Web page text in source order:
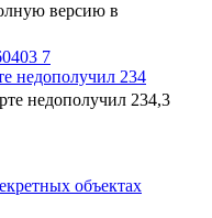
версию в
недополучил 234
недополучил 234,3
объектах